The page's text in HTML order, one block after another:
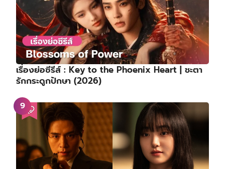
เรื่องย่อซีรีส์ : Key to the Phoenix Heart | ชะตา
รักกระดูกปักษา (2026)